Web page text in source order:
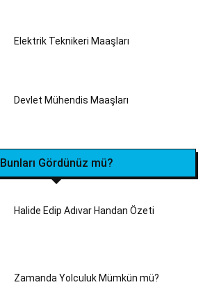
Elektrik Teknikeri Maaşları
Devlet Mühendis Maaşları
Bunları Gördünüz mü?
Halide Edip Adıvar Handan Özeti
Zamanda Yolculuk Mümkün mü?